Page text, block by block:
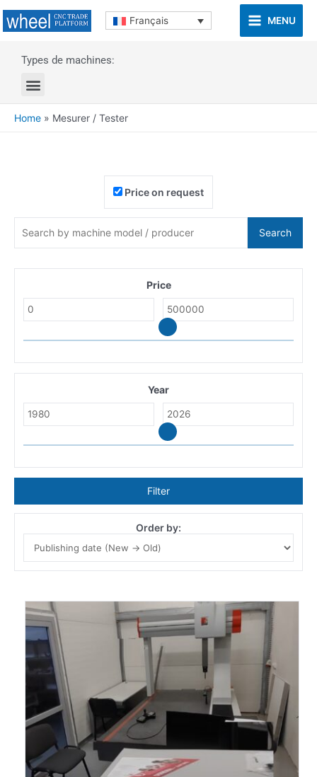
Français MENU
Types de machines:
Home » Mesurer / Tester
Price on request
Search
Order by:
Price
Year
Filter